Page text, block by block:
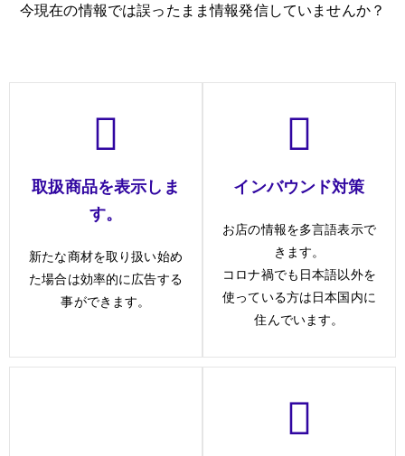
今現在の情報では誤ったまま情報発信していませんか？
取扱商品を表示しま
す。
新たな商材を取り扱い始め
た場合は効率的に広告する
事ができます。
インバウンド対策
お店の情報を多言語表示で
きます。
コロナ禍でも日本語以外を
使っている方は日本国内に
住んでいます。